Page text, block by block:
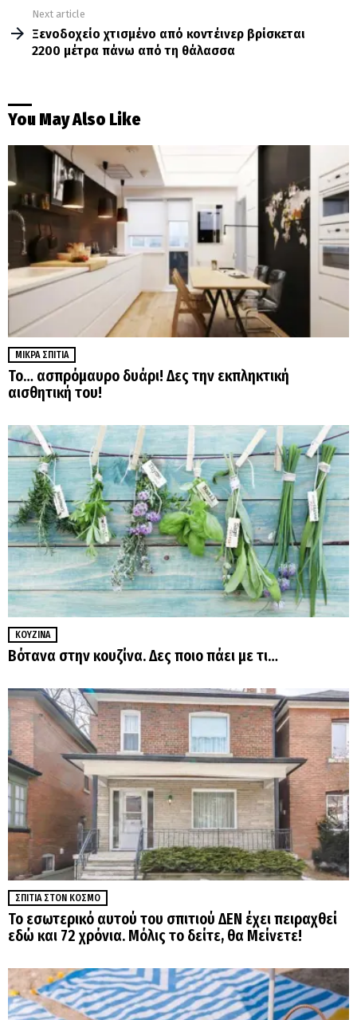
Next article
Ξενοδοχείο χτισμένο από κοντέινερ βρίσκεται
2200 μέτρα πάνω από τη θάλασσα
You May Also Like
ΜΙΚΡΆ ΣΠΊΤΙΑ
Το… ασπρόμαυρο δυάρι! Δες την εκπληκτική
αισθητική του!
ΚΟΥΖΊΝΑ
Βότανα στην κουζίνα. Δες ποιο πάει με τι…
ΣΠΊΤΙΑ ΣΤΟΝ ΚΌΣΜΟ
Το εσωτερικό αυτού του σπιτιού ΔΕΝ έχει πειραχθεί
εδώ και 72 χρόνια. Μόλις το δείτε, θα Μείνετε!